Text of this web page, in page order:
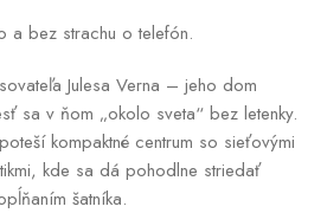
a bez strachu o telefón.
Julesa Verna – jeho dom
sa v ňom „okolo sveta“ bez letenky.
kompaktné centrum so sieťovými
kde sa dá pohodlne striedať
šatníka.